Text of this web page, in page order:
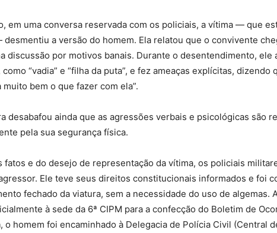
em uma conversa reservada com os policiais, a vítima — que
a versão do homem. Ela relatou que o convivente
discussão por motivos banais. Durante o desentendimento, ele
“vadia” e “filha da puta”, e fez ameaças explícitas, dizendo
muito bem o que fazer com ela”.
desabafou ainda que as agressões verbais e psicológicas são
pela sua segurança física.
fatos e do desejo de representação da vítima, os policiais
Ele teve seus direitos constitucionais informados e foi
fechado da viatura, sem a necessidade do uso de algemas.
à sede da 6ª CIPM para a confecção do Boletim de
o homem foi encaminhado à Delegacia de Polícia Civil (Central